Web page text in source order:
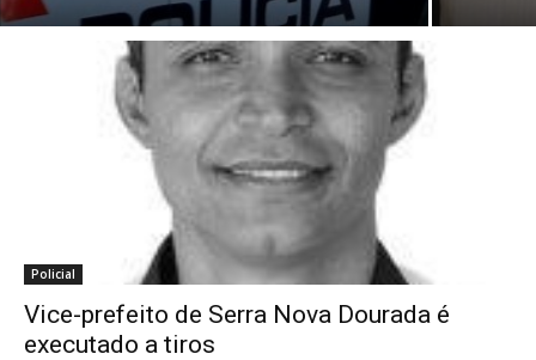
Policial
Vice-prefeito de Serra Nova Dourada é
executado a tiros